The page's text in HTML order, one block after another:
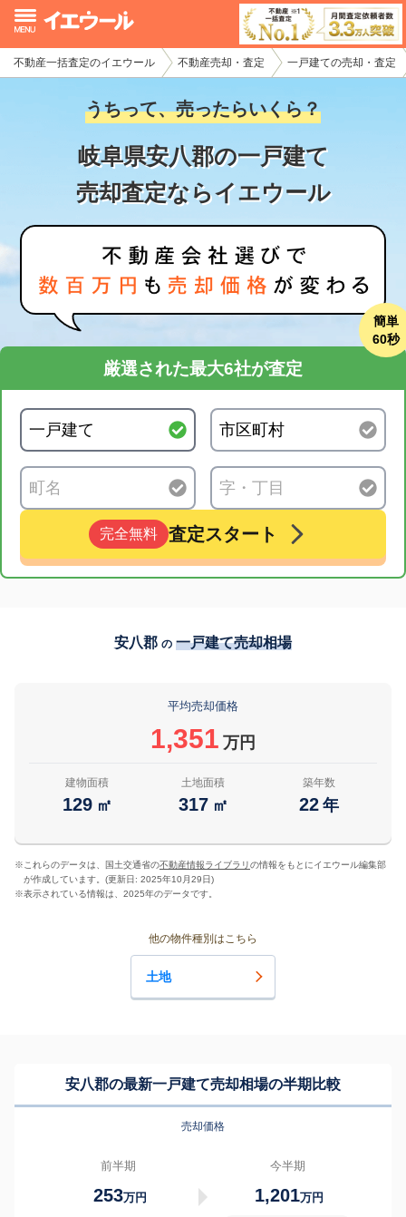
不動産一括査定のイエウール 不動産売却・査定 一戸建ての売却・査定
うちって、売ったらいくら？
岐阜県安八郡の一戸建て
売却査定ならイエウール
簡単
60秒
厳選された最大6社が査定
完全無料 査定スタート
安八郡 の 一戸建て売却相場
平均売却価格
1,351 万円
建物面積
129 ㎡
土地面積
317 ㎡
築年数
22 年
※ これらのデータは、国土交通省の不動産情報ライブラリの情報をもとにイエウール編集部
が作成しています。(更新日: 2025年10月29日)
※表示されている情報は、2025年のデータです。
他の物件種別はこちら
土地
安八郡の最新一戸建て売却相場の半期比較
売却価格
前半期
253万円
今半期
1,201万円
イエウール加盟希望の不動産会社様
初めての方へ
不動産売却の流れ
不動産の売却・一括査定
家査定シミュレーター
お問い合わせ